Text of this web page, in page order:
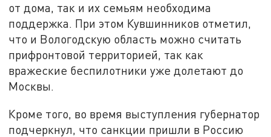
от дома, так и их семьям необходима
поддержка. При этом Кувшинников отметил,
что и Вологодскую область можно считать
прифронтовой территорией, так как
вражеские беспилотники уже долетают до
Москвы.
Кроме того, во время выступления губернатор
подчеркнул, что санкции пришли в Россию